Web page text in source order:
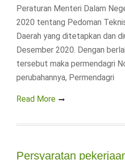
Peraturan Menteri Dalam
2020 tentang Pedoman
Daerah yang ditetapkan dan
Desember 2020. Dengan
tersebut maka permendagri
perubahannya, Permendagri
Read More
Persyaratan